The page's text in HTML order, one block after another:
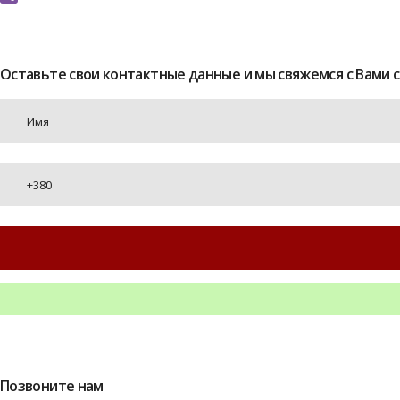
Оставьте свои контактные данные и мы свяжемся с Вами
Позвоните нам